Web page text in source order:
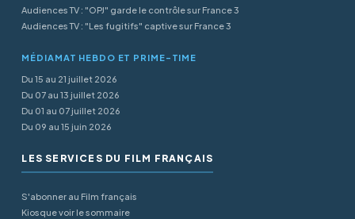
Audiences TV : "OPJ" garde le contrôle sur France 3
Audiences TV : "Les fugitifs" captive sur France 3
MÉDIAMAT HEBDO ET PRIME-TIME
Du 15 au 21 juillet 2026
Du 07 au 13 juillet 2026
Du 01 au 07 juillet 2026
Du 09 au 15 juin 2026
LES SERVICES DU FILM FRANÇAIS
S'abonner au Film français
Kiosque voir le sommaire